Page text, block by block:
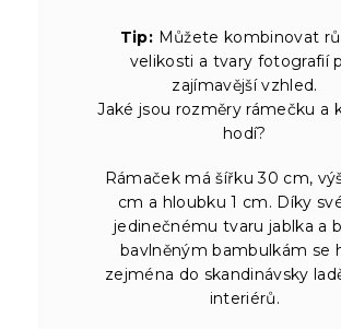
Tip: Můžete kombinovat
velikosti a tvary fotografií
zajímavější vzhled.
Jaké jsou rozměry rámečku a
hodí?
Rámaček má šířku 30 cm,
cm a hloubku 1 cm. Díky
jedinečnému tvaru jablka a
bavlněným bambulkám se
zejména do skandinávsky
interiérů.